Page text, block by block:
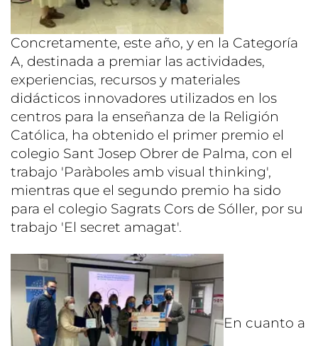
Concretamente, este año, y en la Categoría
A, destinada a premiar las actividades,
experiencias, recursos y materiales
didácticos innovadores utilizados en los
centros para la enseñanza de la Religión
Católica, ha obtenido el primer premio el
colegio Sant Josep Obrer de Palma, con el
trabajo 'Paràboles amb visual thinking',
mientras que el segundo premio ha sido
para el colegio Sagrats Cors de Sóller, por su
trabajo 'El secret amagat'.
En cuanto a